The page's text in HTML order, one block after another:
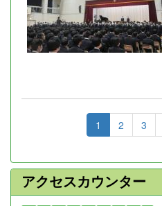
1 2 3
アクセスカウンター